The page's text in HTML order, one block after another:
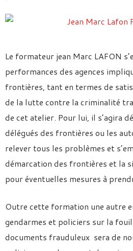
Le formateur jean Marc LAFON
performances des agences
frontières, tant en termes de
de la lutte contre la criminalité
de cet atelier. Pour lui, il s’agira
délégués des frontières ou les
relever tous les problèmes et
démarcation des frontières et la
pour éventuelles mesures à
Outre cette formation une autre
gendarmes et policiers sur la
documents frauduleux sera de